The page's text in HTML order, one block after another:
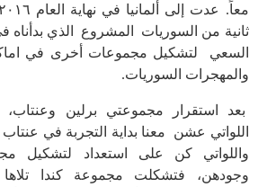
ثانية من السوريات المشروع الذي بدأناه
السعي لتشكيل مجموعات أخرى في
والمهجرات السوريات.
بعد استقرار مجموعتي برلين
اللواتي عشن معنا بداية التجربة في
واللواتي كن على استعداد لتشكيل
وجودهن، فتشكلت مجموعة كندا